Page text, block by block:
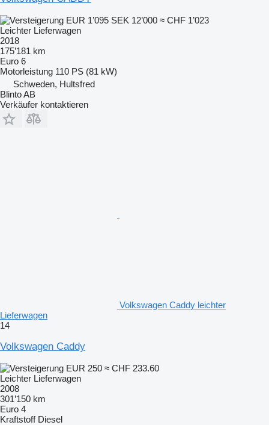
EUR 1’095 SEK 12’000 ≈ CHF 1’023
Leichter Lieferwagen
2018
175’181 km
Euro 6
Motorleistung 110 PS (81 kW)
Schweden, Hultsfred
Blinto AB
Verkäufer kontaktieren
Volkswagen Caddy leichter
Lieferwagen
14
Volkswagen Caddy
EUR 250 ≈ CHF 233.60
Leichter Lieferwagen
2008
301’150 km
Euro 4
Kraftstoff Diesel